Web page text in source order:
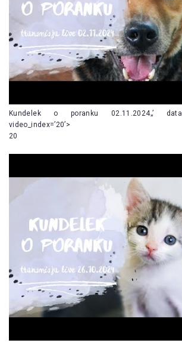
Kundelek o poranku 02.11.2024„’ data-
video_index=’20’>
20